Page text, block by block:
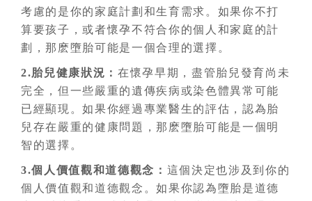
考慮的是你的家庭計劃和生育需求。如果你不打
算要孩子，或者懷孕不符合你的個人和家庭的計
劃，那麽墮胎可能是一個合理的選擇。
2.胎兒健康狀況：在懷孕早期，盡管胎兒發育尚未
完全，但一些嚴重的遺傳疾病或染色體異常可能
已經顯現。如果你經過專業醫生的評估，認為胎
兒存在嚴重的健康問題，那麽墮胎可能是一個明
智的選擇。
3.個人價值觀和道德觀念： 這個決定也涉及到你的
個人價值觀和道德觀念。如果你認為墮胎是道德